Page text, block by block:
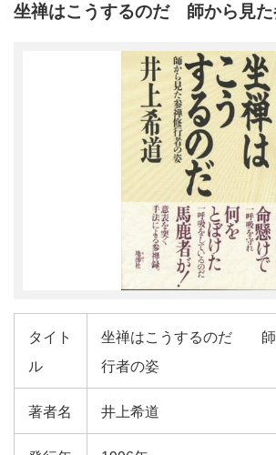
坐禅はこうするのだ 師から見た
タイト
ル
坐禅はこうするのだ 師
行者の姿
著者名 井上希道